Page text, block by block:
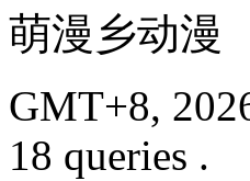
萌漫乡动漫
GMT+8,
18 queries .